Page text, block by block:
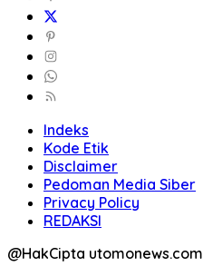
Indeks
Kode Etik
Disclaimer
Pedoman Media Siber
Privacy Policy
REDAKSI
@HakCipta utomonews.com